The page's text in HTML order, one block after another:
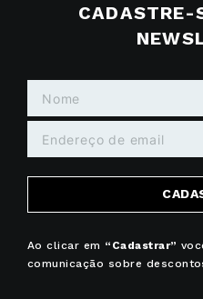
CADASTRE-
Ao clicar em “Cadastrar”
comunicação sobre